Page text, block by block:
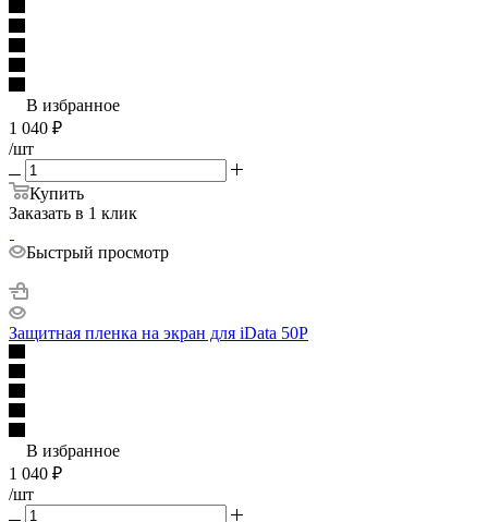
В избранное
1 040 ₽
/шт
Купить
Заказать в 1 клик
Быстрый просмотр
Защитная пленка на экран для iData 50P
В избранное
1 040 ₽
/шт